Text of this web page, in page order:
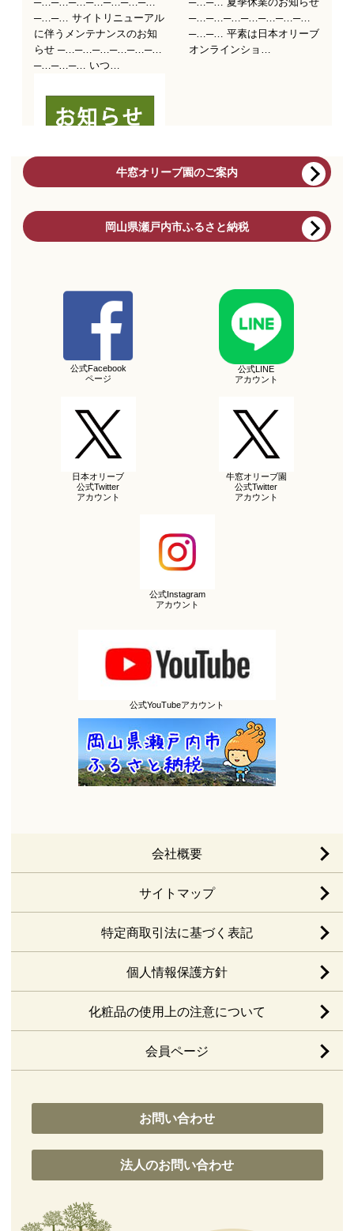
牛窓オリーブ園のご案内
岡山県瀬戸内市ふるさと納税
公式Facebook
ページ
公式LINE
アカウント
日本オリーブ
公式Twitter
アカウント
牛窓オリーブ園
公式Twitter
アカウント
公式Instagram
アカウント
公式YouTubeアカウント
会社概要
サイトマップ
特定商取引法に基づく表記
個人情報保護方針
化粧品の使用上の注意について
会員ページ
お問い合わせ
法人のお問い合わせ